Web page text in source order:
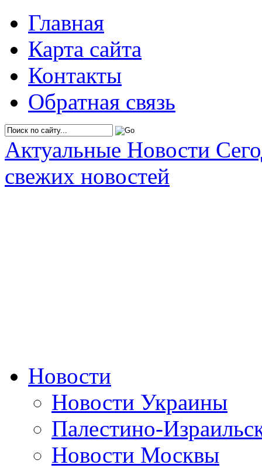
Главная
Карта сайта
Контакты
Обратная связь
Актуальные Новости
свежих новостей
Новости
Новости Украины
Палестино-
Новости Москвы